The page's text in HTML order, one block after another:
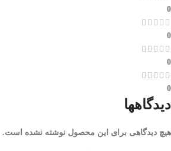
0
0
0
0
دیدگاهها
هیچ دیدگاهی برای این محصول نوشته نشده است.